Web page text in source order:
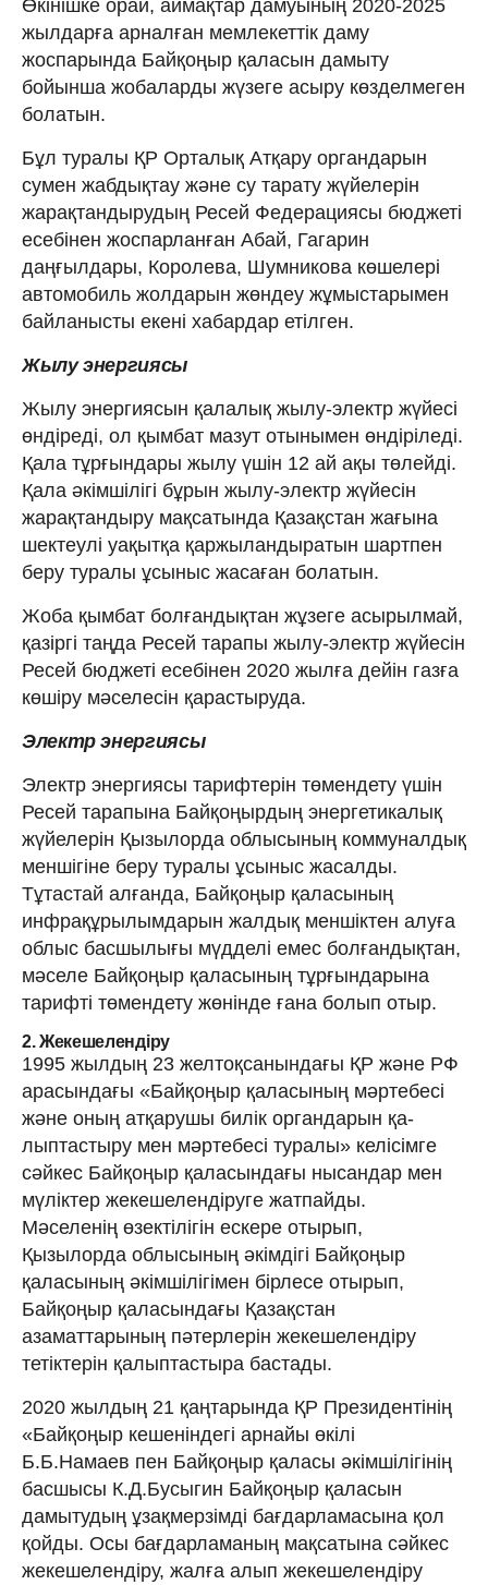
Өкінішке орай, аймақтар дамуының 2020-2025
жылдарға арналған мемлекеттік даму
жоспарында Байқоңыр қаласын дамыту
бойынша жобаларды жүзеге асыру көзделмеген
болатын.
Бұл туралы ҚР Орталық Атқару органдарын
сумен жабдықтау және су тарату жүйелерін
жарақтандырудың Ресей Федерациясы бюджеті
есебінен жоспарланған Абай, Гагарин
даңғылдары, Королева, Шумникова көшелері
автомобиль жолдарын жөндеу жұмыстарымен
байланысты екені хабардар етілген.
Жылу энергиясы
Жылу энергиясын қалалық жылу-электр жүйесі
өндіреді, ол қымбат мазут отынымен өндіріледі.
Қала тұрғындары жылу үшін 12 ай ақы төлейді.
Қала әкімшілігі бұрын жылу-электр жүйесін
жарақтандыру мақсатында Қазақстан жағына
шектеулі уақытқа қаржыландыратын шартпен
беру туралы ұсыныс жасаған болатын.
Жоба қымбат болғандықтан жұзеге асырылмай,
қазіргі таңда Ресей тарапы жылу-электр жүйесін
Ресей бюджеті есебінен 2020 жылға дейін газға
көшіру мәселесін қарастыруда.
Электр энергиясы
Электр энергиясы тарифтерін төмендету үшін
Ресей тарапына Байқо­ңырдың энергетикалық
жүйелерін Қызылорда облысының коммуналдық
меншігіне беру туралы ұсыныс жасалды.
Тұтастай алғанда, Байқоңыр қаласының
инфрақұрылымдарын жалдық меншіктен алуға
облыс басшылығы мүдделі емес болғандықтан,
мәселе Байқоңыр қаласының тұрғындарына
тарифті төмендету жөнінде ғана болып отыр.
2. Жекешелендіру
1995 жылдың 23 желтоқсанындағы ҚР және РФ
арасындағы «Байқоңыр қаласының мәртебесі
және оның атқарушы билік органдарын қа­
лыптастыру мен мәртебесі туралы» келісімге
сәйкес Байқоңыр қаласындағы нысандар мен
мүліктер жекешелендіруге жатпайды.
Мәселенің өзектілігін ескере отырып,
Қызылорда облы­сының әкімдігі Байқоңыр
қаласының әкімшілігімен бірлесе отырып,
Байқоңыр қала­сындағы Қазақстан
азаматтарының пәтерлерін жекешелендіру
тетіктерін қалыптастыра бастады.
2020 жылдың 21 қаңтарында ҚР Президентінің
«Байқоңыр кешеніндегі арнайы өкілі
Б.Б.Намаев пен Байқоңыр қаласы әкімшілігінің
басшысы К.Д.Бусыгин Байқоңыр қаласын
дамытудың ұзақмерзімді бағдарламасына қол
қойды. Осы бағ­дарламаның мақсатына сәйкес
жекешелендіру, жалға алып жекешелендіру